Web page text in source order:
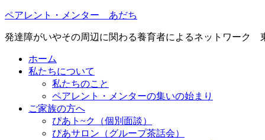
ペアレント・メンター あだち
発達障がいやその周辺に関わる養育者によるネットワーク
ホーム
私たちについて
私たちのこと
ペアレント・メンターの集いの始まり
ご家族の方へ
ぴあト~ク（個別面談）
ぴあサロン（グループ茶話会）